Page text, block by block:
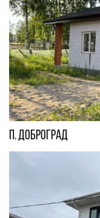
п. Доброград